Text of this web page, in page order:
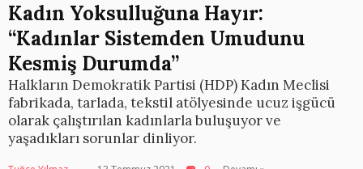
Kadın Yoksulluğuna Hayır:
“Kadınlar Sistemden Umudunu
Kesmiş Durumda”
Halkların Demokratik Partisi (HDP) Kadın Meclisi
fabrikada, tarlada, tekstil atölyesinde ucuz işgücü
olarak çalıştırılan kadınlarla buluşuyor ve
yaşadıkları sorunlar dinliyor.